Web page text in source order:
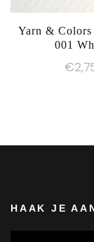
Yarn & Colors
001
€
HAAK JE